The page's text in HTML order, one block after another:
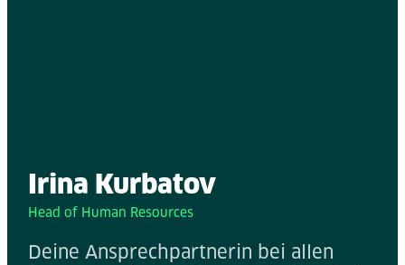
Irina Kurbatov
Head of Human Resources
Deine Ansprechpartnerin bei allen